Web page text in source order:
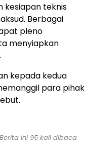
kesiapan teknis
Berbagai
pleno
menyiapkan
kepada kedua
para pihak
Berita ini 95 kali dibaca